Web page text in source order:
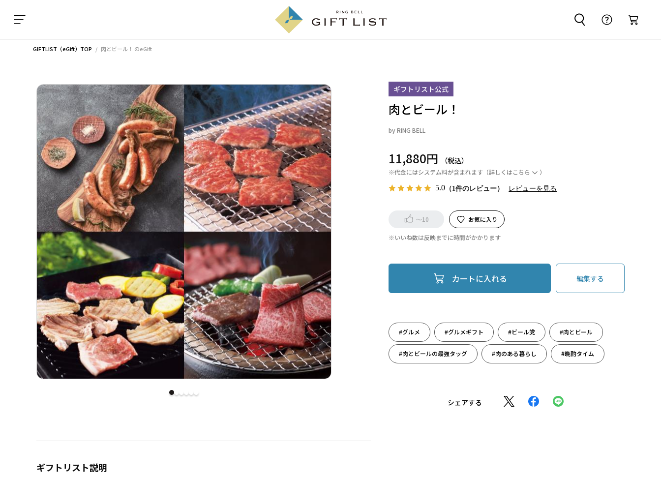
GIFTLIST（eGift）TOP 肉とビール！ のeGift
ギフトリスト説明
ギフトリスト公式
肉とビール！
byRING BELL
11,880円
※代金にはシステム料が含まれます （詳しくはこちら
）
5.0 （1件のレビュー） レビューを見る
～10 お気に入り
※いいね数は反映までに時間がかかります
カートに入れる 編集する
#グルメ #グルメギフト #ビール党 #肉とビール
#肉とビールの最強タッグ #肉のある暮らし #晩酌タイム
シェアする